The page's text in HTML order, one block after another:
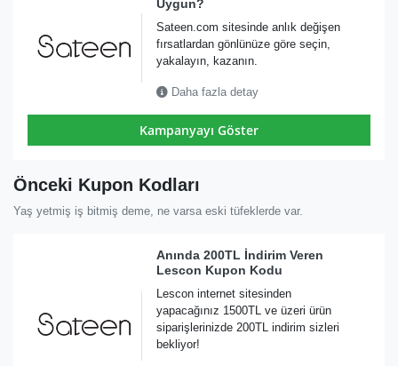
Uygun?
Sateen.com sitesinde anlık değişen
fırsatlardan gönlünüze göre seçin,
yakalayın, kazanın.
Daha fazla detay
Kampanyayı Göster
Önceki Kupon Kodları
Yaş yetmiş iş bitmiş deme, ne varsa eski tüfeklerde var.
Anında 200TL İndirim Veren
Lescon Kupon Kodu
Lescon internet sitesinden
yapacağınız 1500TL ve üzeri ürün
siparişlerinizde 200TL indirim sizleri
bekliyor!